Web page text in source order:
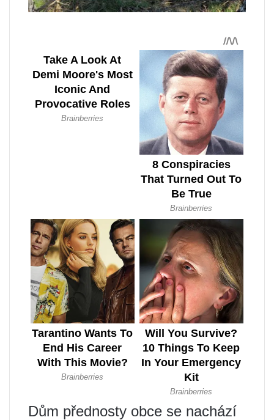
Dům přednosty obce se nachází